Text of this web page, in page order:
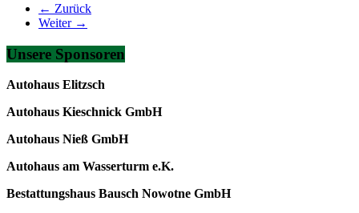
← Zurück
Weiter →
Unsere Sponsoren
Autohaus Elitzsch
Autohaus Kieschnick GmbH
Autohaus Nieß GmbH
Autohaus am Wasserturm e.K.
Bestattungshaus Bausch Nowotne GmbH